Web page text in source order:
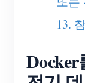
13.